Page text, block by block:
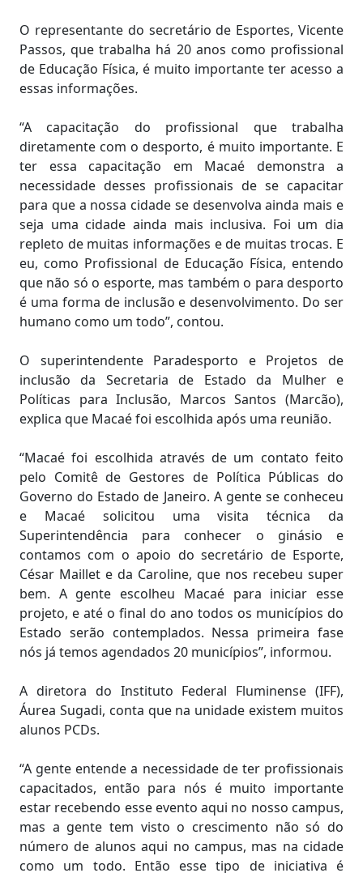
O representante do secretário de Esportes, Vicente
Passos, que trabalha há 20 anos como profissional
de Educação Física, é muito importante ter acesso a
essas informações.
“A capacitação do profissional que trabalha
diretamente com o desporto, é muito importante. E
ter essa capacitação em Macaé demonstra a
necessidade desses profissionais de se capacitar
para que a nossa cidade se desenvolva ainda mais e
seja uma cidade ainda mais inclusiva. Foi um dia
repleto de muitas informações e de muitas trocas. E
eu, como Profissional de Educação Física, entendo
que não só o esporte, mas também o para desporto
é uma forma de inclusão e desenvolvimento. Do ser
humano como um todo”, contou.
O superintendente Paradesporto e Projetos de
inclusão da Secretaria de Estado da Mulher e
Políticas para Inclusão, Marcos Santos (Marcão),
explica que Macaé foi escolhida após uma reunião.
“Macaé foi escolhida através de um contato feito
pelo Comitê de Gestores de Política Públicas do
Governo do Estado de Janeiro. A gente se conheceu
e Macaé solicitou uma visita técnica da
Superintendência para conhecer o ginásio e
contamos com o apoio do secretário de Esporte,
César Maillet e da Caroline, que nos recebeu super
bem. A gente escolheu Macaé para iniciar esse
projeto, e até o final do ano todos os municípios do
Estado serão contemplados. Nessa primeira fase
nós já temos agendados 20 municípios”, informou.
A diretora do Instituto Federal Fluminense (IFF),
Áurea Sugadi, conta que na unidade existem muitos
alunos PCDs.
“A gente entende a necessidade de ter profissionais
capacitados, então para nós é muito importante
estar recebendo esse evento aqui no nosso campus,
mas a gente tem visto o crescimento não só do
número de alunos aqui no campus, mas na cidade
como um todo. Então esse tipo de iniciativa é